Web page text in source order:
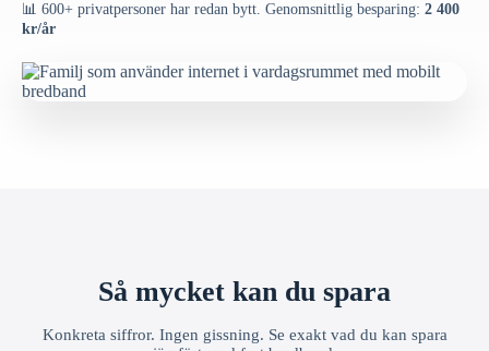
📊 600+ privatpersoner har redan bytt. Genomsnittlig besparing: 2 400
kr/år
Så mycket kan du spara
Konkreta siffror. Ingen gissning. Se exakt vad du kan spara